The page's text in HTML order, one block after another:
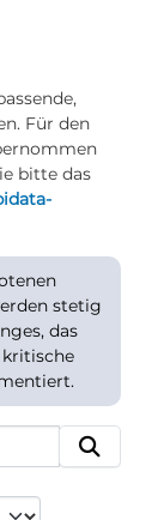
Für den
bitte das
stetig
das